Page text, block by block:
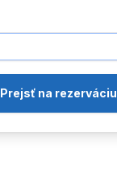
Prejsť na rezerváciu